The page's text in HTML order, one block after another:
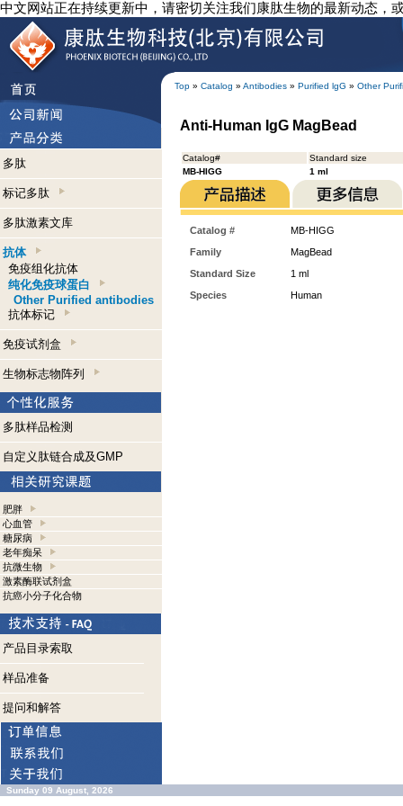
中文网站正在持续更新中，请密切关注我们康肽生物的最新动态，
Top » Catalog » Antibodies » Purified lgG » Other
多肽
标记多肽
多肽激素文库
抗体
免疫组化抗体
纯化免疫球蛋白
Other Purified antibodies
抗体标记
免疫试剂盒
生物标志物阵列
多肽样品检测
自定义肽链合成及GMP
肥胖
心血管
糖尿病
老年痴呆
抗微生物
激素酶联试剂盒
抗癌小分子化合物
产品目录索取
样品准备
提问和解答
Anti-Human IgG MagBead
Catalog#
Standard size
MB-HIGG
1 ml
Catalog #
MB-HIGG
Family
MagBead
Standard Size
1 ml
Species
Human
Sunday 09 August, 2026